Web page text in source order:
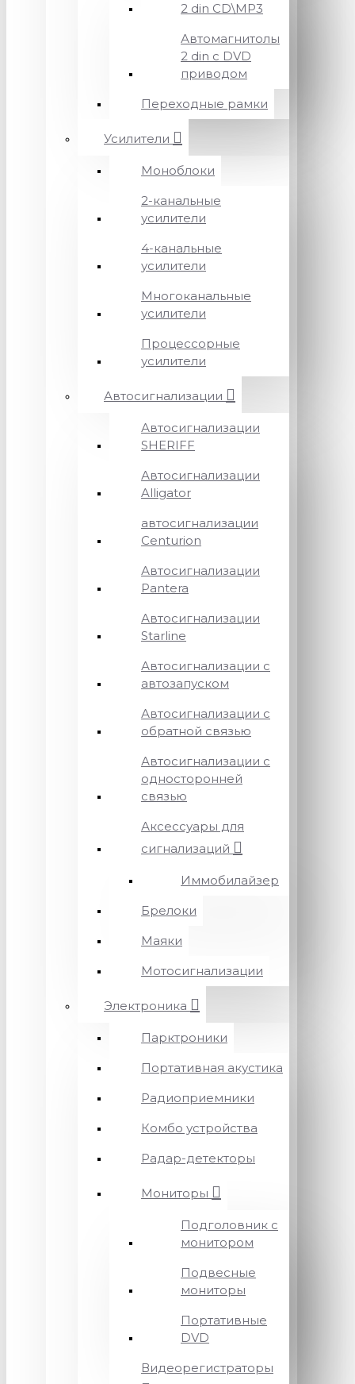
2 din CD\MP3
Автомагнитолы
2 din с DVD
приводом
Переходные рамки
Усилители
Моноблоки
2-канальные
усилители
4-канальные
усилители
Многоканальные
усилители
Процессорные
усилители
Автосигнализации
Автосигнализации
SHERIFF
Автосигнализации
Alligator
автосигнализации
Centurion
Автосигнализации
Pantera
Автосигнализации
Starline
Автосигнализации с
автозапуском
Автосигнализации с
обратной связью
Автосигнализации с
односторонней
связью
Аксессуары для
сигнализаций
Иммобилайзер
Брелоки
Маяки
Мотосигнализации
Электроника
Парктроники
Портативная акустика
Радиоприемники
Комбо устройства
Радар-детекторы
Мониторы
Подголовник с
монитором
Подвесные
мониторы
Портативные
DVD
Видеорегистраторы